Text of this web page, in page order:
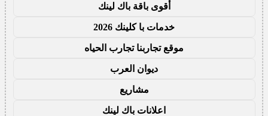
أقوى باقة باك لينك
خدمات با كلينك 2026
موقع تجاربنا تجارب الحياه
ديوان العرب
مشاريع
اعلانات باك لينك